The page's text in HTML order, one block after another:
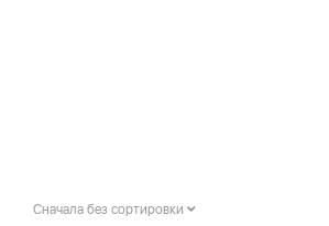
Сначала без сортировки